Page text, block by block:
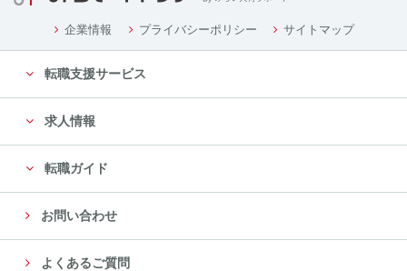
企業情報 プライバシーポリシー サイトマップ
転職支援サービス
求人情報
転職ガイド
お問い合わせ
よくあるご質問